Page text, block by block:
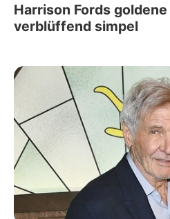
Harrison Fords
verblüffend simpel